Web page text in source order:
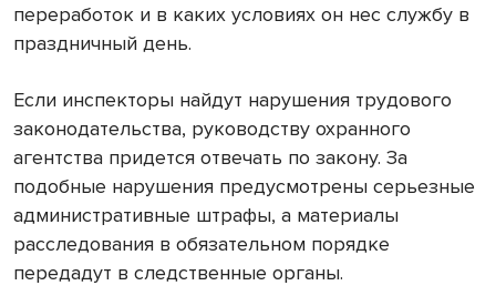
переработок и в каких условиях он нес службу в
праздничный день.
Если инспекторы найдут нарушения трудового
законодательства, руководству охранного
агентства придется отвечать по закону. За
подобные нарушения предусмотрены серьезные
административные штрафы, а материалы
расследования в обязательном порядке
передадут в следственные органы.